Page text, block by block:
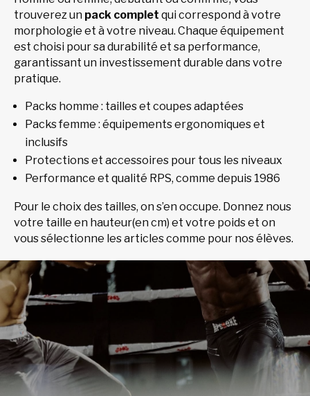
trouverez un pack complet qui correspond à votre
morphologie et à votre niveau. Chaque équipement
est choisi pour sa durabilité et sa performance,
garantissant un investissement durable dans votre
pratique.
Packs homme : tailles et coupes adaptées
Packs femme : équipements ergonomiques et
inclusifs
Protections et accessoires pour tous les niveaux
Performance et qualité RPS, comme depuis 1986
Pour le choix des tailles, on s’en occupe. Donnez nous
votre taille en hauteur(en cm) et votre poids et on
vous sélectionne les articles comme pour nos élèves.